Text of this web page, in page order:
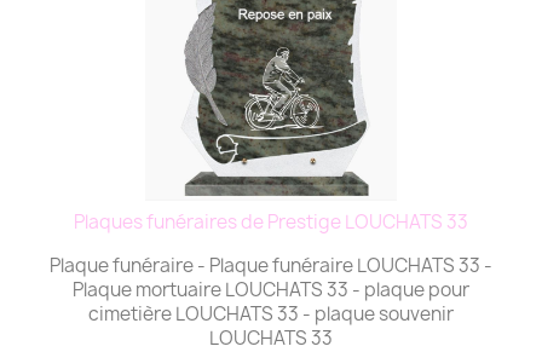
Plaques funéraires de Prestige LOUCHATS 33
Plaque funéraire - Plaque funéraire LOUCHATS 33 -
Plaque mortuaire LOUCHATS 33 - plaque pour
cimetière LOUCHATS 33 - plaque souvenir
LOUCHATS 33